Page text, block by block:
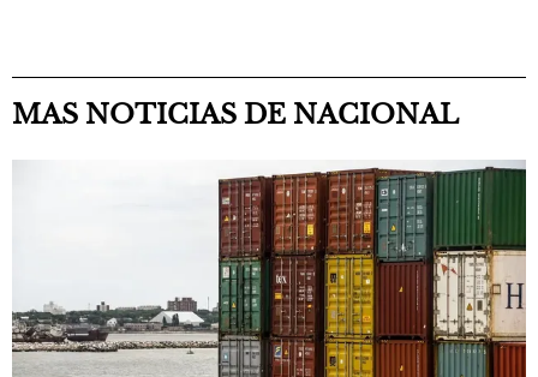
MAS NOTICIAS DE NACIONAL